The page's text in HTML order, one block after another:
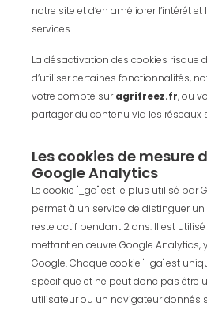
notre site et d’en améliorer l’intérêt et
services.
La désactivation des cookies risque
d’utiliser certaines fonctionnalités,
votre compte suragrifreez.fr, ou
partager du contenu via les réseaux
Les cookies de mesure
Google Analytics
Le cookie "_ga" est le plus utilisé par
permet à un service de distinguer
reste actif pendant 2 ans. Il est
mettant en œuvre Google Analytics,
Google. Chaque cookie '_ga' est
spécifique et ne peut donc pas être
utilisateur ou un navigateur donnés